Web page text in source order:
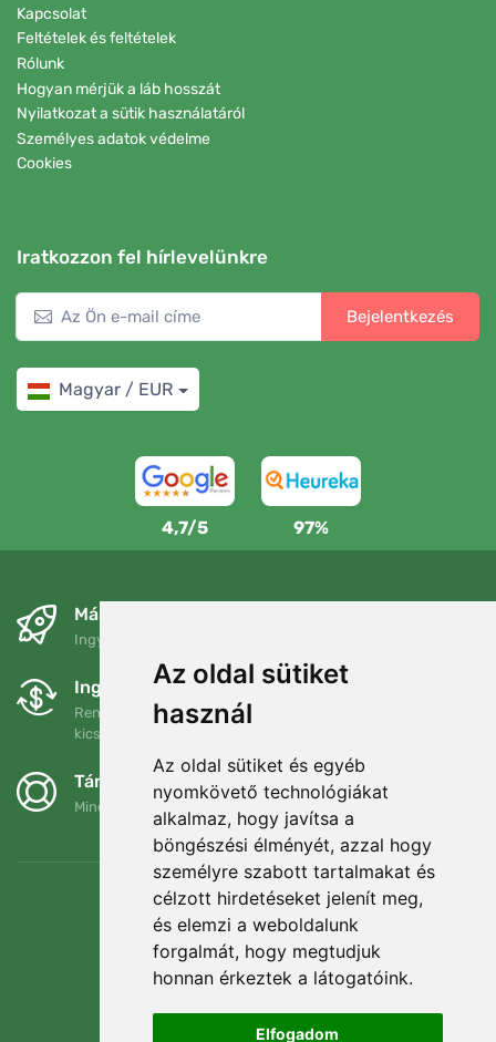
Az oldal sütiket
használ
Az oldal sütiket és egyéb
nyomkövető technológiákat
alkalmaz, hogy javítsa a
böngészési élményét, azzal hogy
személyre szabott tartalmakat és
célzott hirdetéseket jelenít meg,
és elemzi a weboldalunk
forgalmát, hogy megtudjuk
honnan érkeztek a látogatóink.
Elfogadom
Kapcsolat
Feltételek és feltételek
Rólunk
Hogyan mérjük a láb hosszát
Nyilatkozat a sütik használatáról
Személyes adatok védelme
Cookies
Iratkozzon fel hírlevelünkre
Bejelentkezés
Magyar / EUR
4,7/5 97%
Másnapra és ingyenesen
Ingyenes szállítás a következő összeg felett: 80 EUR
Ingyenes csere és visszaküldés
Rendelését 90 napon belül bármikor visszaküldheti vagy
kicserélheti.
Támogatjuk a Trees.org-ot
Minden megrendelésért ültetünk egy fát! Bővebben